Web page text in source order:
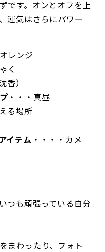
です。オンとオフを上
運気はさらにパワー
レンジ
く
香）
・・・真昼
る場所
イテム ・・・・カメ
つも頑張っている自分
まわったり、フォト